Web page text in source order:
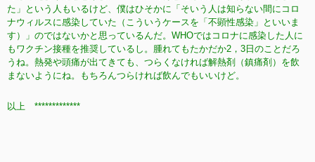
た」という人もいるけど、僕はひそかに「そいう人は知らない間にコロ
ナウィルスに感染していた（こういうケースを「不顕性感染」といいま
す）」のではないかと思っているんだ。WHOではコロナに感染した人に
もワクチン接種を推奨しているし。腫れてもたかだか2，3日のことだろ
うね。熱発や頭痛が出てきても、つらくなければ解熱剤（鎮痛剤）を飲
まないようにね。もちろんつらければ飲んでもいいけど。
以上 *************